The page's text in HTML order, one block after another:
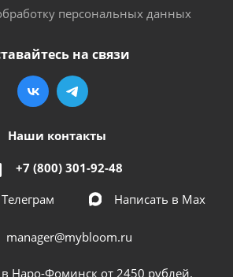
персональных данных
на связи
Наши контакты
+7 (800) 301-92-48
Написать в Мах
manager@mybloom.ru
в Наро-Фоминск от 2450 рублей.